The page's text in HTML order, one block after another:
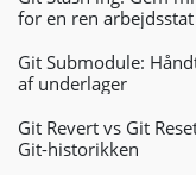
for en ren arbejdsstat
Git Submodule:
af underlager
Git Revert vs Git
Git-historikken